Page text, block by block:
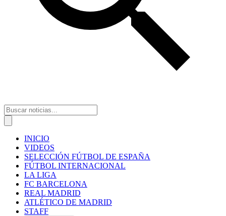
INICIO
VIDEOS
SELECCIÓN FÚTBOL DE ESPAÑA
FÚTBOL INTERNACIONAL
LA LIGA
FC BARCELONA
REAL MADRID
ATLÉTICO DE MADRID
STAFF